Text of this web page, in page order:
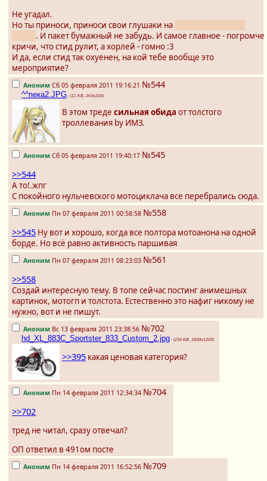
Не угадал.
Но ты приноси, приноси свои глушаки на
. И пакет бумажный не забудь. И самое главное - погромче
кричи, что стид рулит, а хорлей - гомно :3
И да, если стид так охуенен, на кой тебе вообще это
мероприятие?
Аноним Сб 05 февраля 2011 19:16:21 №544
^^пека2.JPG - (11 KB, 243x216)
В этом треде сильная обида от толстого
троллевания by ИМЗ.
Аноним Сб 05 февраля 2011 19:40:17 №545
>>544
А то!.жпг
С покойного нульчевского мотоциклача все перебрались сюда.
Аноним Пн 07 февраля 2011 00:58:58 №558
>>545 Ну вот и хорошо, когда все полтора мотоанона на одной
борде. Но всё равно активность паршивая
Аноним Пн 07 февраля 2011 08:23:03 №561
>>558
Создай интересную тему. В топе сейчас постинг анимешных
картинок, мотогп и толстота. Естественно это нафиг никому не
нужно, вот и не пишут.
Аноним Вс 13 февраля 2011 23:38:56 №702
hd_XL_883C_Sportster_833_Custom_2.jpg - (234 KB, 1600x1200)
>>395 какая ценовая категория?
Аноним Пн 14 февраля 2011 12:34:34 №704
>>702
тред не читал, сразу отвечал?
ОП ответил в 491ом посте
Аноним Пн 14 февраля 2011 16:52:56 №709